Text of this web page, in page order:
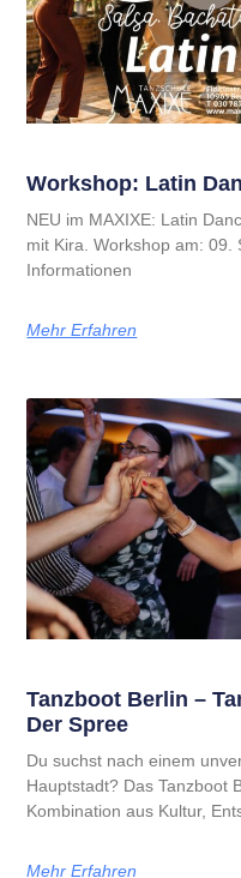
Workshop: Latin
NEU im MAXIXE: Latin
mit Kira. Workshop am: 09.
Informationen
Mehr Erfahren
Tanzboot Berlin –
Der Spree
Du suchst nach einem
Hauptstadt? Das Tanzboot
Kombination aus Kultur,
Mehr Erfahren